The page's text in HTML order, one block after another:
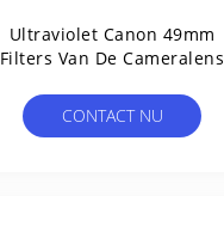
Ultraviolet Canon 49mm
Filters Van De Cameralens
CONTACT NU